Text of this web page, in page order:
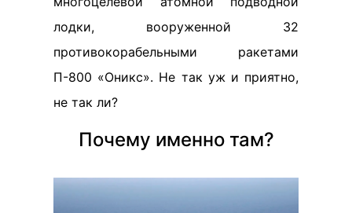
лодки, вооруженной 32
противокорабельными ракетами
П-800 «Оникс». Не так уж и приятно,
не так ли?
Почему именно там?